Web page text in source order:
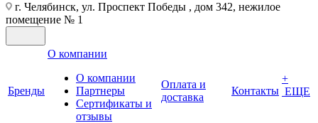
г. Челябинск, ул. Проспект Победы , дом 342, нежилое
помещение № 1
Бренды
О компании
О компании
Партнеры
Cертификаты и
отзывы
Оплата и
доставка
Контакты
+
ЕЩЕ